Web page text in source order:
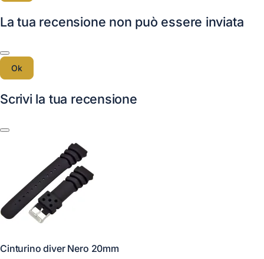
La tua recensione non può essere inviata
Ok
Scrivi la tua recensione
Cinturino diver Nero 20mm